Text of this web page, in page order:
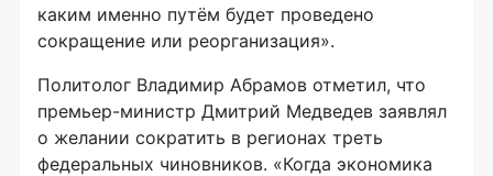
каким именно путём будет проведено
сокращение или реорганизация».
Политолог Владимир Абрамов отметил, что
премьер-министр Дмитрий Медведев заявлял
о желании сократить в регионах треть
федеральных чиновников. «Когда экономика